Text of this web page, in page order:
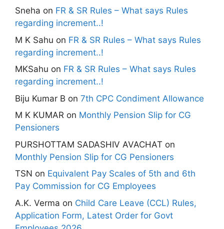
Sneha on FR & SR Rules – What says Rules
regarding increment..!
M K Sahu on FR & SR Rules – What says Rules
regarding increment..!
MKSahu on FR & SR Rules – What says Rules
regarding increment..!
Biju Kumar B on 7th CPC Condiment Allowance
M K KUMAR on Monthly Pension Slip for CG
Pensioners
PURSHOTTAM SADASHIV AVACHAT on
Monthly Pension Slip for CG Pensioners
TSN on Equivalent Pay Scales of 5th and 6th
Pay Commission for CG Employees
A.K. Verma on Child Care Leave (CCL) Rules,
Application Form, Latest Order for Govt